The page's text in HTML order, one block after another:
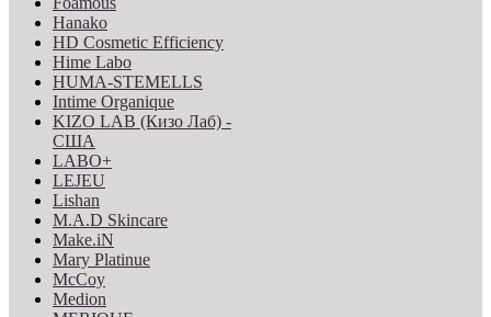
Hanako
HD Cosmetic Efficiency
Hime Labo
HUMA-STEMELLS
Intime Organique
KIZO LAB (Кизо Лаб) -
США
LABO+
LEJEU
Lishan
M.A.D Skincare
Make.iN
Mary Platinue
McCoy
Medion